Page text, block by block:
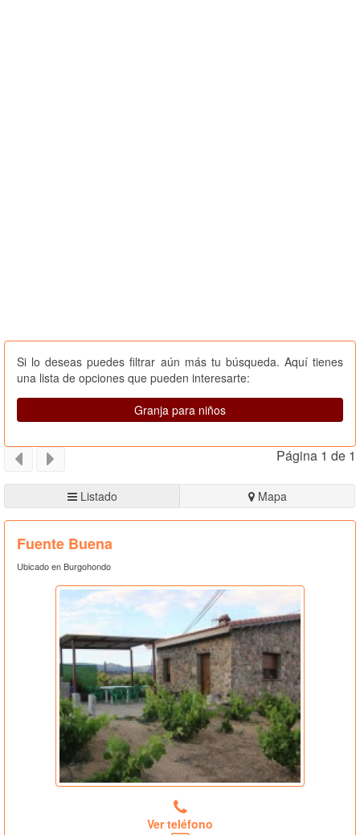
Si lo deseas puedes filtrar aún más tu búsqueda. Aquí tienes
una lista de opciones que pueden interesarte:
Granja para niños
Página 1 de 1
Listado Mapa
Fuente Buena
Ubicado en Burgohondo
Ver teléfono